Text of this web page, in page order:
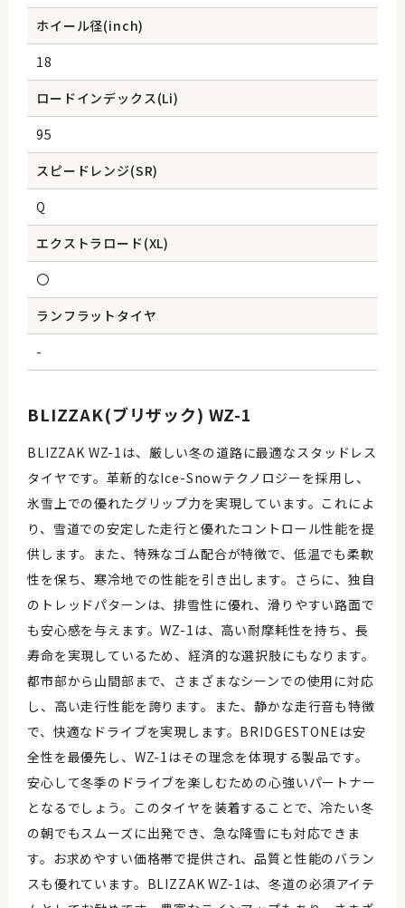
ホイール径(inch)
18
ロードインデックス(Li)
95
スピードレンジ(SR)
Q
エクストラロード(XL)
〇
ランフラットタイヤ
-
BLIZZAK(ブリザック) WZ-1
BLIZZAK WZ-1は、厳しい冬の道路に最適なスタッドレス
タイヤです。革新的なIce-Snowテクノロジーを採用し、
氷雪上での優れたグリップ力を実現しています。これによ
り、雪道での安定した走行と優れたコントロール性能を提
供します。また、特殊なゴム配合が特徴で、低温でも柔軟
性を保ち、寒冷地での性能を引き出します。さらに、独自
のトレッドパターンは、排雪性に優れ、滑りやすい路面で
も安心感を与えます。WZ-1は、高い耐摩耗性を持ち、長
寿命を実現しているため、経済的な選択肢にもなります。
都市部から山間部まで、さまざまなシーンでの使用に対応
し、高い走行性能を誇ります。また、静かな走行音も特徴
で、快適なドライブを実現します。BRIDGESTONEは安
全性を最優先し、WZ-1はその理念を体現する製品です。
安心して冬季のドライブを楽しむための心強いパートナー
となるでしょう。このタイヤを装着することで、冷たい冬
の朝でもスムーズに出発でき、急な降雪にも対応できま
す。お求めやすい価格帯で提供され、品質と性能のバラン
スも優れています。BLIZZAK WZ-1は、冬道の必須アイテ